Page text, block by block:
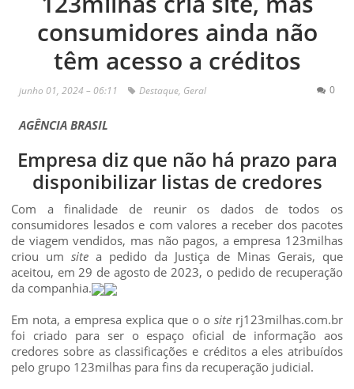
consumidores ainda não
têm acesso a créditos
junho 01, 2024 – 06:11 Destaque, Geral 0
AGÊNCIA BRASIL
Empresa diz que não há prazo para
disponibilizar listas de credores
Com a finalidade de reunir os dados de todos os
consumidores lesados e com valores a receber dos pacotes
de viagem vendidos, mas não pagos, a empresa 123milhas
criou um site a pedido da Justiça de Minas Gerais, que
aceitou, em 29 de agosto de 2023, o pedido de recuperação
da companhia.
Em nota, a empresa explica que o o site rj123milhas.com.br
foi criado para ser o espaço oficial de informação aos
credores sobre as classificações e créditos a eles atribuídos
pelo grupo 123milhas para fins da recuperação judicial.